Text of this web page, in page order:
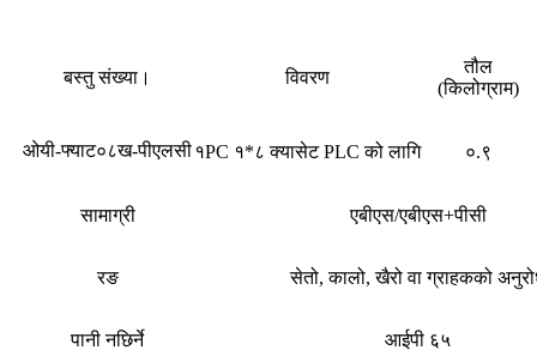
बस्तु संख्या। विवरण
तौल
(किलोग्राम)
ओयी-फ्याट०८ख-पीएलसी१PC १*८ क्यासेट PLC को लागि ०.९
सामाग्री एबीएस/एबीएस+पीसी
रङ सेतो, कालो, खैरो वा ग्राहकको
पानी नछिर्ने आईपी ​​६५